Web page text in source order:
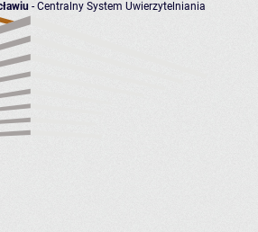
- Centralny System Uwierzytelniania